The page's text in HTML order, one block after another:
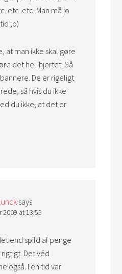
etc. etc. Man må jo
;o)
at man ikke skal gøre
det hel-hjertet. Så
De er rigeligt
så hvis du ikke
du ikke, at det er
says
2009 at 13:55
end spild af penge
Det véd
også. I en tid var